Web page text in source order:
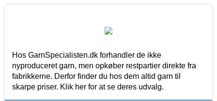
Hos GarnSpecialisten.dk forhandler de ikke
nyproduceret garn, men opkøber restpartier direkte fra
fabrikkerne. Derfor finder du hos dem altid garn til
skarpe priser. Klik her for at se deres udvalg.